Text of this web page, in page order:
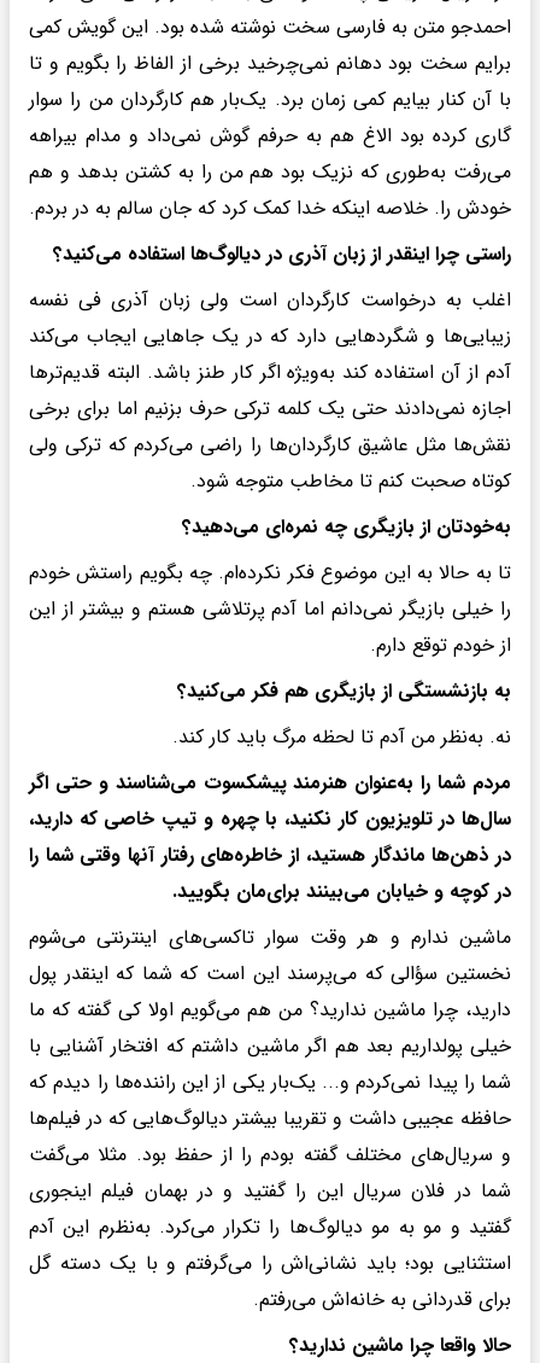
احمدجو متن به فارسی سخت نوشته شده بود. این گویش کمی
برایم سخت بود دهانم نمی‌چرخید برخی از الفاظ را بگویم و تا
با آن کنار بیایم کمی زمان برد. یک‌بار هم کارگردان من را سوار
گاری کرده بود الاغ هم به حرفم گوش نمی‌داد و مدام بیراهه
می‌رفت به‌طوری که نزیک بود هم من را به کشتن بدهد و هم
خودش را. خلاصه اینکه خدا کمک کرد که جان سالم به در بردم.
راستی چرا اینقدر از زبان آذری در دیالوگ‌ها استفاده می‌کنید؟
اغلب به درخواست کارگردان است ولی زبان آذری فی نفسه
زیبایی‌ها و شگردهایی دارد که در یک جاهایی ایجاب می‌کند
آدم از آن استفاده کند به‌ویژه اگر کار طنز باشد. البته قدیم‌ترها
اجازه نمی‌دادند حتی یک کلمه ترکی حرف بزنیم اما برای برخی
نقش‌ها مثل عاشیق کارگردان‌ها را راضی می‌کردم که ترکی ولی
کوتاه صحبت کنم تا مخاطب متوجه شود.
به‌خودتان از بازیگری چه نمره‌ای می‌دهید؟
تا به حالا به این موضوع فکر نکرده‌ام. چه بگویم راستش خودم
را خیلی بازیگر نمی‌دانم اما آدم پرتلاشی هستم و بیشتر از این
از خودم توقع دارم.
به بازنشستگی از بازیگری هم فکر می‌کنید؟
نه. به‌نظر من آدم تا لحظه مرگ باید کار کند.
مردم شما را به‌عنوان هنرمند پیشکسوت می‌شناسند و حتی اگر
سال‌ها در تلویزیون کار نکنید، با چهره و تیپ خاصی که دارید،
در ذهن‌ها ماندگار هستید، از خاطره‌های رفتار آنها وقتی شما را
در کوچه و خیابان می‌بینند برای‌مان بگویید.
ماشین ندارم و هر وقت سوار تاکسی‌های اینترنتی می‌شوم
نخستین سؤالی که می‌پرسند این است که شما که اینقدر پول
دارید، چرا ماشین ندارید؟ من هم می‌گویم اولا کی گفته که ما
خیلی پولداریم بعد هم اگر ماشین داشتم که افتخار آشنایی با
شما را پیدا نمی‌کردم و... یک‌بار یکی از این راننده‌ها را دیدم که
حافظه عجیبی داشت و تقریبا بیشتر دیالوگ‌هایی که در فیلم‌ها
و سریال‌های مختلف گفته بودم را از حفظ بود. مثلا می‌گفت
شما در فلان سریال این را گفتید و در بهمان فیلم اینجوری
گفتید و مو به مو دیالوگ‌ها را تکرار می‌کرد. به‌نظرم این آدم
استثنایی بود؛ باید نشانی‌اش را می‌گرفتم و با یک دسته گل
برای قدردانی به خانه‌اش می‌رفتم.
حالا واقعا چرا ماشین ندارید؟